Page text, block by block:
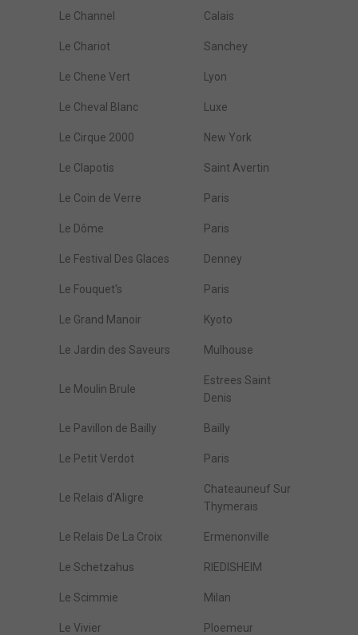
Le Channel Calais
Le Chariot Sanchey
Le Chene Vert Lyon
Le Cheval Blanc Luxe
Le Cirque 2000 New York
Le Clapotis Saint Avertin
Le Coin de Verre Paris
Le Dôme Paris
Le Festival Des Glaces Denney
Le Fouquet's Paris
Le Grand Manoir Kyoto
Le Jardin des Saveurs Mulhouse
Le Moulin Brule
Estrees Saint
Denis
Le Pavillon de Bailly Bailly
Le Petit Verdot Paris
Le Relais d'Aligre
Chateauneuf Sur
Thymerais
Le Relais De La Croix Ermenonville
Le Schetzahus RIEDISHEIM
Le Scimmie Milan
Le Vivier Ploemeur